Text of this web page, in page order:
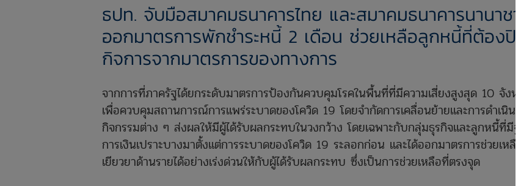
ธปท. จับมือสมาคมธนาคารไทย และสมาคมธนาคารนานาชาติ
ออกมาตรการพักชำระหนี้ 2 เดือน ช่วยเหลือลูกหนี้ที่ต้องปิด
กิจการจากมาตรการของทางการ
จากการที่ภาครัฐได้ยกระดับมาตรการป้องกันควบคุมโรคในพื้นที่ที่มีความเสี่ยงสูงสุด 10 จังหวัด
เพื่อควบคุมสถานการณ์การแพร่ระบาดของโควิด 19 โดยจำกัดการเคลื่อนย้ายและการดำเนิน
กิจกรรมต่าง ๆ ส่งผลให้มีผู้ได้รับผลกระทบในวงกว้าง โดยเฉพาะกับกลุ่มธุรกิจและลูกหนี้ที่มีฐานะ
การเงินเปราะบางมาตั้งแต่การระบาดของโควิด 19 ระลอกก่อน และได้ออกมาตรการช่วยเหลือเพื่อ
เยียวยาด้านรายได้อย่างเร่งด่วนให้กับผู้ได้รับผลกระทบ ซึ่งเป็นการช่วยเหลือที่ตรงจุด